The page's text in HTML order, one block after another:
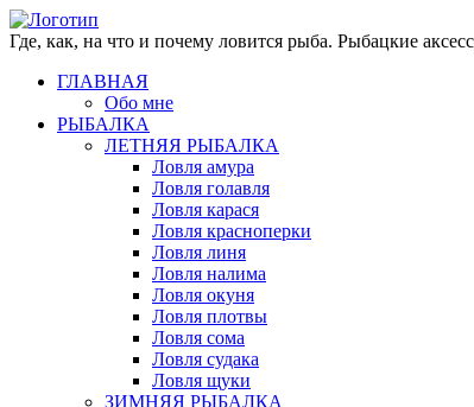
Где, как, на что и почему ловится рыба. Рыбацкие
ГЛАВНАЯ
Обо мне
РЫБАЛКА
ЛЕТНЯЯ РЫБАЛКА
Ловля амура
Ловля голавля
Ловля карася
Ловля красноперки
Ловля линя
Ловля налима
Ловля окуня
Ловля плотвы
Ловля сома
Ловля судака
Ловля щуки
ЗИМНЯЯ РЫБАЛКА